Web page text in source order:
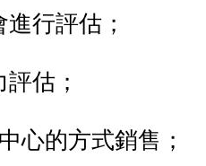
行評估；
估；
心的方式銷售；